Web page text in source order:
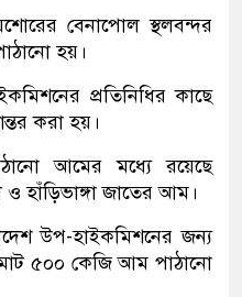
বেনাপোল স্থলবন্দর
হয়।
প্রতিনিধির কাছে
করা হয়।
আমের মধ্যে রয়েছে
ও হাঁড়িভাঙ্গা জাতের আম।
উপ-হাইকমিশনের জন্য
৫০০ কেজি আম পাঠানো